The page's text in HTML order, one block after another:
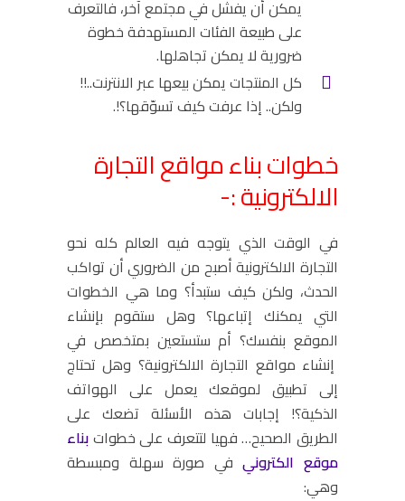
يمكن أن يفشل في مجتمع آخر، فالتعرف
على طبيعة الفئات المستهدفة خطوة
ضرورية لا يمكن تجاهلها.
كل المنتجات يمكن بيعها عبر الانترنت..!!
ولكن.. إذا عرفت كيف تسوّقها؟!.
خطوات بناء مواقع التجارة
الالكترونية :-
في الوقت الذي يتوجه فيه العالم كله نحو
التجارة الالكترونية أصبح من الضروري أن تواكب
الحدث، ولكن كيف ستبدأ؟ وما هي الخطوات
التي يمكنك إتباعها؟ وهل ستقوم بإنشاء
الموقع بنفسك؟ أم ستستعين بمتخصص في
إنشاء مواقع التجارة الالكترونية؟ وهل تحتاج
إلى تطبيق لموقعك يعمل على الهواتف
الذكية؟! إجابات هذه الأسئلة تضعك على
الطريق الصحيح… فهيا لتتعرف على خطواتبناء
موقع الكترونيفي صورة سهلة ومبسطة
وهي: